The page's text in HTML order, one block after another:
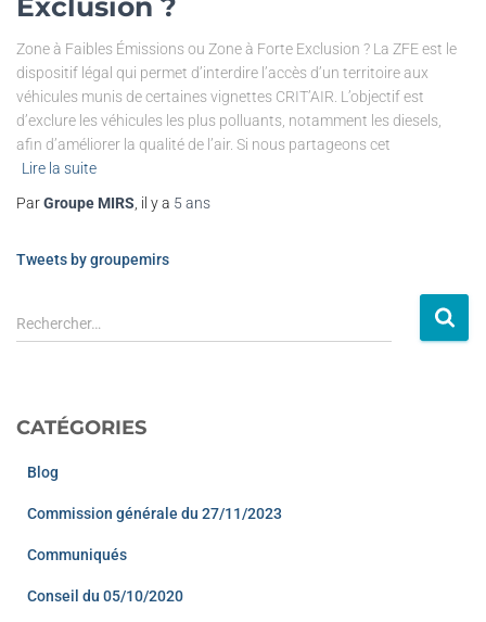
Exclusion ?
Zone à Faibles Émissions ou Zone à Forte Exclusion ? La ZFE est le
dispositif légal qui permet d’interdire l’accès d’un territoire aux
véhicules munis de certaines vignettes CRIT’AIR. L’objectif est
d’exclure les véhicules les plus polluants, notamment les diesels,
afin d’améliorer la qualité de l’air. Si nous partageons cet
Lire la suite
ParGroupe MIRS , il y a 5 ans
Tweets by groupemirs
Rechercher…
CATÉGORIES
Blog
Commission générale du 27/11/2023
Communiqués
Conseil du 05/10/2020